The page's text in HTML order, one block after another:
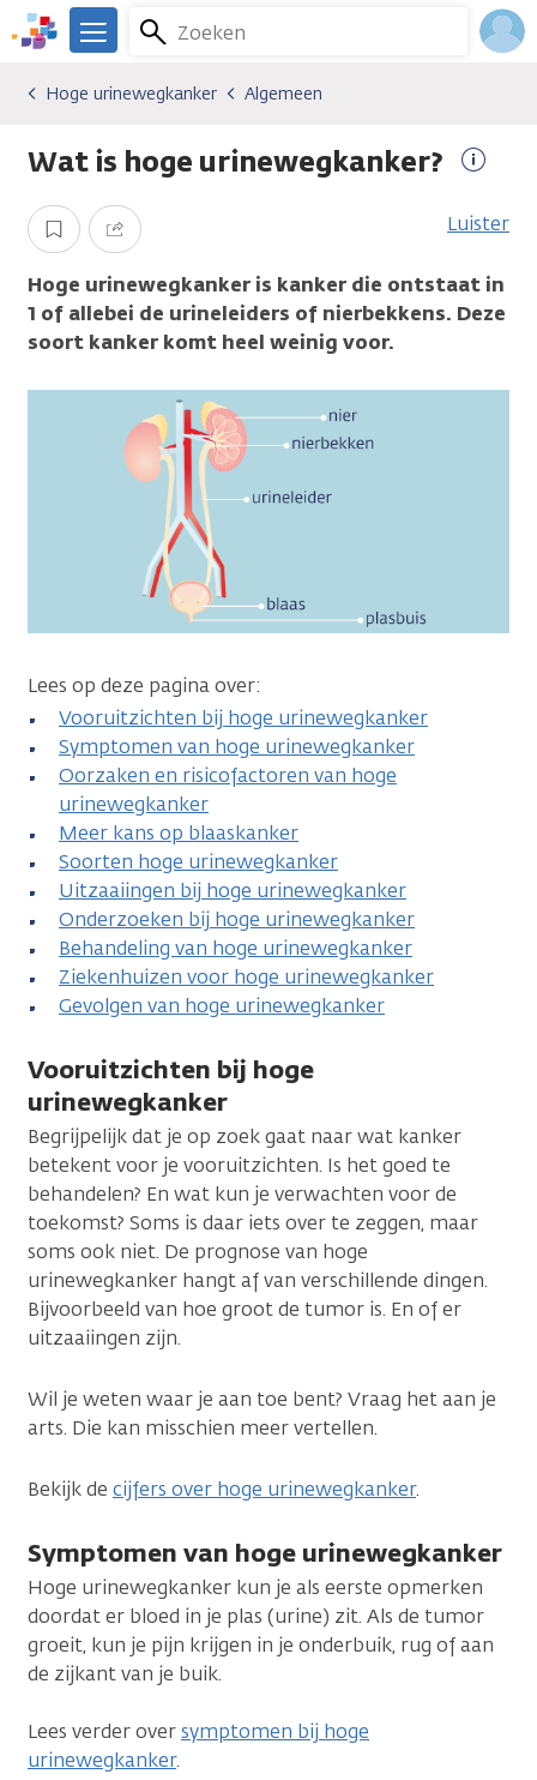
Overslaan
en
gaan
We
er
je.
Zoeken
Menu
Kankersoorten
Hoge urinewegkanker
Algemeen
Hoge urinewegkanker Algemeen
Wat is hoge urinewegkanker?
Opslaan Delen Luister
Hoge urinewegkanker is kanker die ontstaat in
1 of allebei de urineleiders of nierbekkens. Deze
soort kanker komt heel weinig voor.
Lees op deze pagina over:
Vooruitzichten bij hoge urinewegkanker
Symptomen van hoge urinewegkanker
Oorzaken en risicofactoren van hoge
urinewegkanker
Meer kans op blaaskanker
Soorten hoge urinewegkanker
Uitzaaiingen bij hoge urinewegkanker
Onderzoeken bij hoge urinewegkanker
Behandeling van hoge urinewegkanker
Ziekenhuizen voor hoge urinewegkanker
Gevolgen van hoge urinewegkanker
Vooruitzichten bij hoge
urinewegkanker
Begrijpelijk dat je op zoek gaat naar wat kanker
betekent voor je vooruitzichten. Is het goed te
behandelen? En wat kun je verwachten voor de
toekomst? Soms is daar iets over te zeggen, maar
soms ook niet. De prognose van hoge
urinewegkanker hangt af van verschillende dingen.
Bijvoorbeeld van hoe groot de tumor is. En of er
uitzaaiingen zijn.
Wil je weten waar je aan toe bent? Vraag het aan je
arts. Die kan misschien meer vertellen.
Bekijk de cijfers over hoge urinewegkanker.
Symptomen van hoge urinewegkanker
Hoge urinewegkanker kun je als eerste opmerken
doordat er bloed in je plas (urine) zit. Als de tumor
groeit, kun je pijn krijgen in je onderbuik, rug of aan
de zijkant van je buik.
Lees verder oversymptomen bij hoge
urinewegkanker.